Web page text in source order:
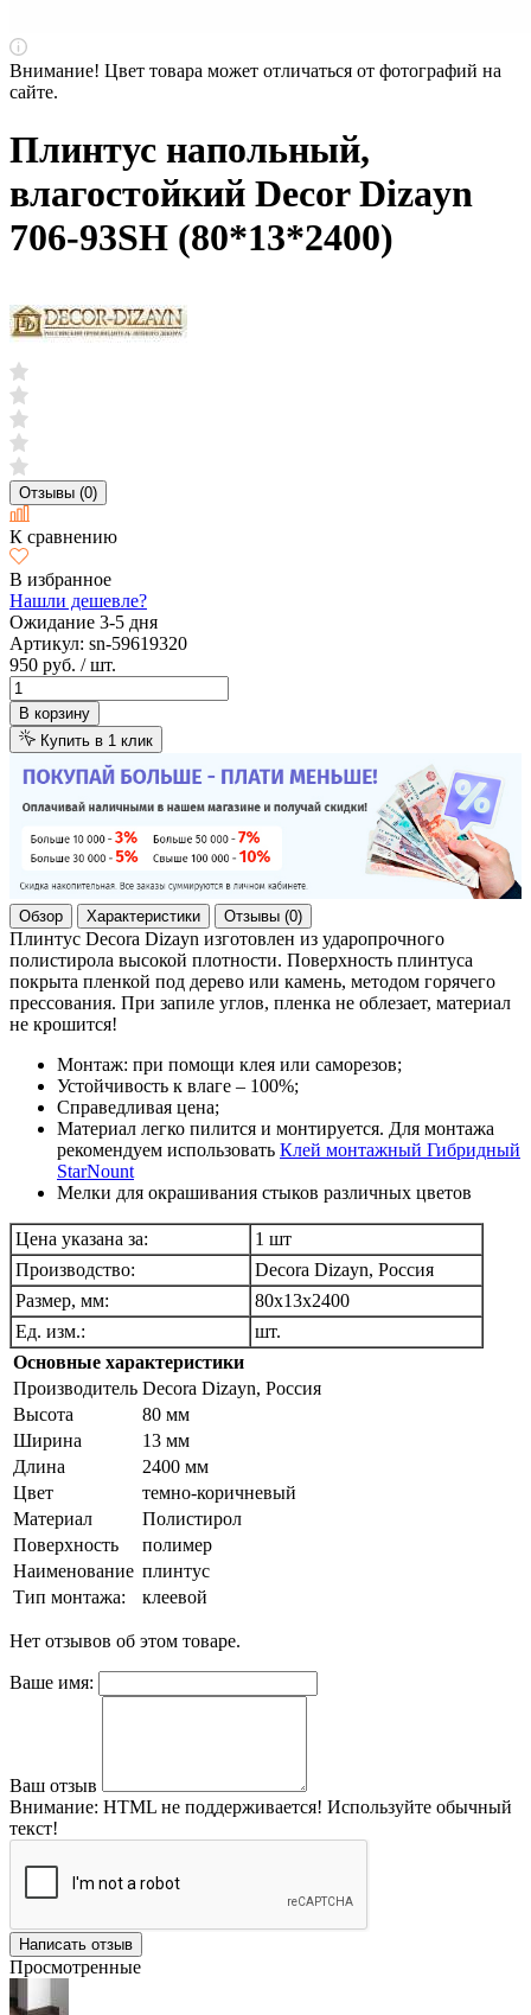
Внимание! Цвет товара может отличаться от фотографий на
сайте.
Плинтус напольный,
влагостойкий Decor Dizayn
706-93SH (80*13*2400)
Отзывы (0)
К сравнению
В избранное
Нашли дешевле?
Ожидание 3-5 дня
Артикул: sn-59619320
950 руб. / шт.
В корзину
Купить в 1 клик
Обзор Характеристики Отзывы (0)
Плинтус Decora Dizayn изготовлен из ударопрочного
полистирола высокой плотности. Поверхность плинтуса
покрыта пленкой под дерево или камень, методом горячего
прессования. При запиле углов, пленка не облезает, материал
не крошится!
Монтаж: при помощи клея или саморезов;
Устойчивость к влаге – 100%;
Справедливая цена;
Материал легко пилится и монтируется. Для монтажа
рекомендуем использовать Клей монтажный Гибридный
StarNount
Мелки для окрашивания стыков различных цветов
Цена указана за:
1 шт
Производство:
Decora Dizayn, Россия
Размер, мм:
80х13х2400
Ед. изм.:
шт.
Основные характеристики
Производитель Decora Dizayn, Pоссия
Высота
80 мм
Ширина
13 мм
Длина
2400 мм
Цвет
темно-коричневый
Материал
Полистирол
Поверхность
полимер
Наименование плинтус
Тип монтажа:
клеевой
Нет отзывов об этом товаре.
Ваше имя:
Ваш отзыв
Внимание: HTML не поддерживается! Используйте обычный
текст!
Написать отзыв
Просмотренные